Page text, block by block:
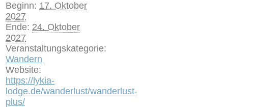
Beginn: 17. Oktober
2027
Ende: 24. Oktober
2027
Veranstaltungskategorie:
Wandern
Website:
https://lykia-
lodge.de/wanderlust/wanderlust-
plus/